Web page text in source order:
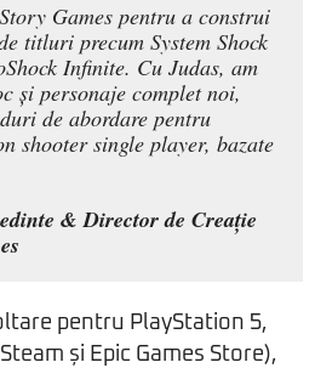
Games pentru a construi
titluri precum System Shock
Infinite. Cu Judas, am
și personaje complet noi,
de abordare pentru
shooter single player, bazate
& Director de Creație
pentru PlayStation 5,
și Epic Games Store),